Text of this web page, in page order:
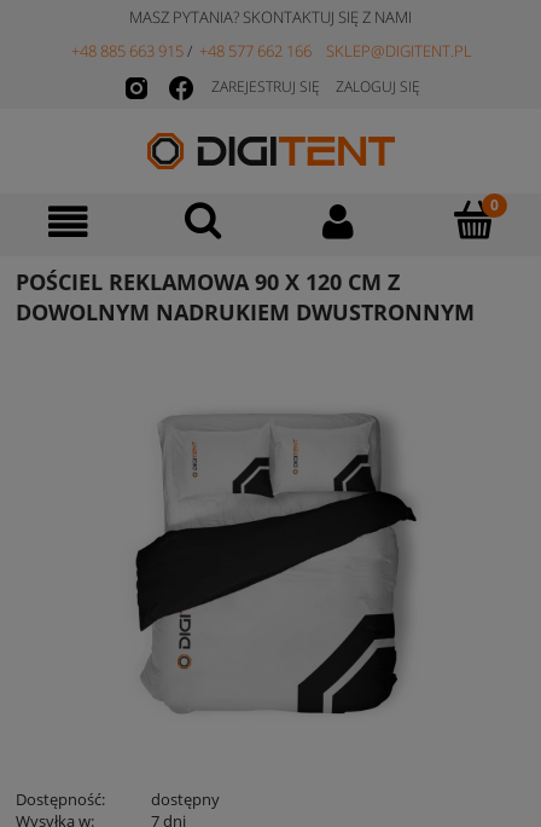
MASZ PYTANIA? SKONTAKTUJ SIĘ Z NAMI
+48 885 663 915/ +48 577 662 166 SKLEP@DIGITENT.PL
ZAREJESTRUJ SIĘ ZALOGUJ SIĘ
POŚCIEL REKLAMOWA 90 X 120 CM Z
DOWOLNYM NADRUKIEM DWUSTRONNYM
Dostępność:
dostępny
Wysyłka w:
7 dni